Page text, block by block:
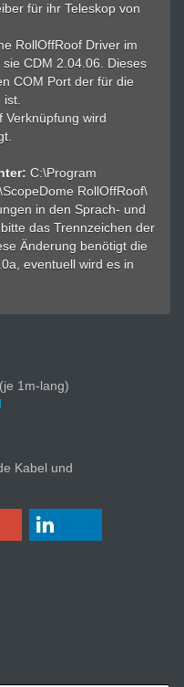
für ihr Teleskop von
RollOffRoof Driver im
CDM 2.04.06. Dieses
COM Port der für die
ist.
Verknüpfung wird
C:\Program
RollOffRoof\
in den Sprach- und
das Trennzeichen der
Änderung benötigt die
eventuell wird es in
1m-lang)
Kabel und